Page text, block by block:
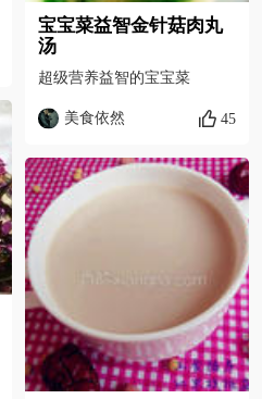
宝宝菜益智金针菇肉丸
汤
超级营养益智的宝宝菜
美食依然 45